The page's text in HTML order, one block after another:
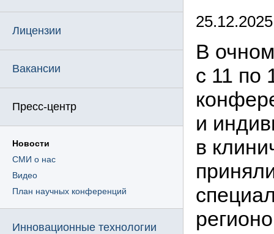
Лицензии
Вакансии
Пресс-центр
Новости
СМИ о нас
Видео
План научных конференций
Инновационные технологии
25.12.2025
В
с 11 по
и
в